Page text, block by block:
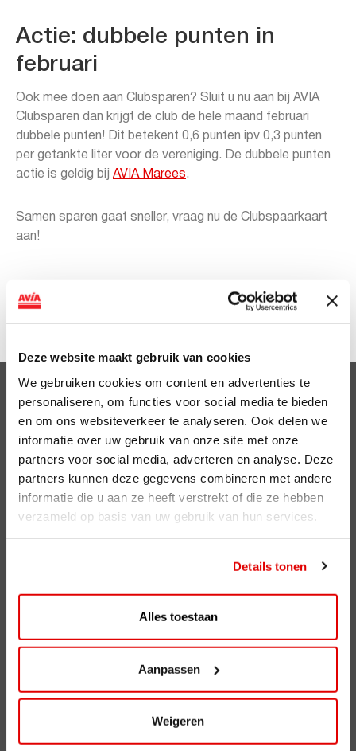
Deze website maakt gebruik van cookies
We gebruiken cookies om content en advertenties te
personaliseren, om functies voor social media te bieden
en om ons websiteverkeer te analyseren. Ook delen we
informatie over uw gebruik van onze site met onze
partners voor social media, adverteren en analyse. Deze
partners kunnen deze gegevens combineren met andere
informatie die u aan ze heeft verstrekt of die ze hebben
verzameld op basis van uw gebruik van hun services.
Details tonen
Alles toestaan
Aanpassen
Weigeren
Actie: dubbele punten in
februari
Ook mee doen aan Clubsparen? Sluit u nu aan bij AVIA
Clubsparen dan krijgt de club de hele maand februari
dubbele punten! Dit betekent 0,6 punten ipv 0,3 punten
per getankte liter voor de vereniging. De dubbele punten
actie is geldig bij AVIA Marees.
Samen sparen gaat sneller, vraag nu de Clubspaarkaart
aan!
Clubsparen
Voordelen
ViaAVIA
ViaAVIA
AVIA brandstoffen